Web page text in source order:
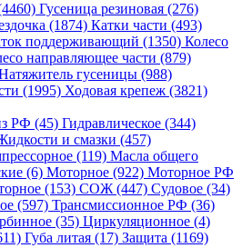
Гусеница резиновая (276)
(1874) Катки части (493)
поддерживающий (1350) Колесо
направляющее части (879)
гусеницы (988)
(1995) Ходовая крепеж (3821)
РФ (45) Гидравлическое (344)
и смазки (457)
(119) Масла общего
(6) Моторное (922) Моторное РФ
(153) СОЖ (447) Судовое (34)
(597) Трансмиссионное РФ (36)
(35) Циркуляционное (4)
Губа литая (17) Защита (1169)